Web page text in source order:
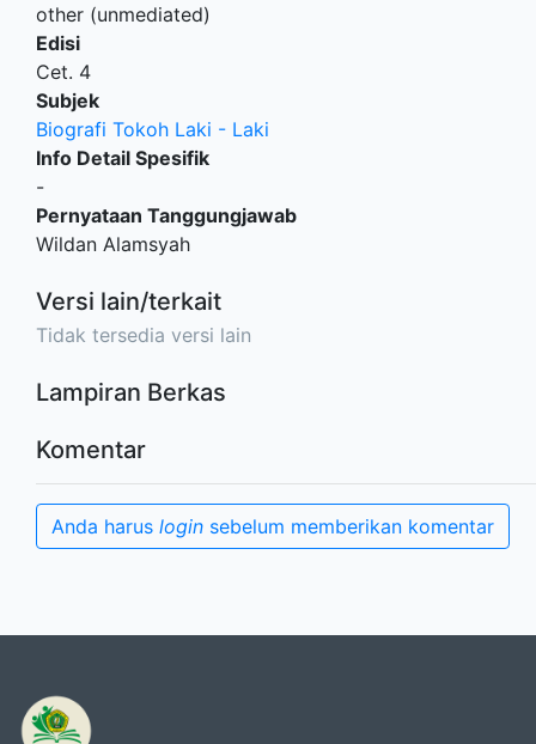
other (unmediated)
Edisi
Cet. 4
Subjek
Biografi Tokoh Laki - Laki
Info Detail Spesifik
-
Pernyataan Tanggungjawab
Wildan Alamsyah
Versi lain/terkait
Tidak tersedia versi lain
Lampiran Berkas
Komentar
Anda harus login sebelum memberikan komentar